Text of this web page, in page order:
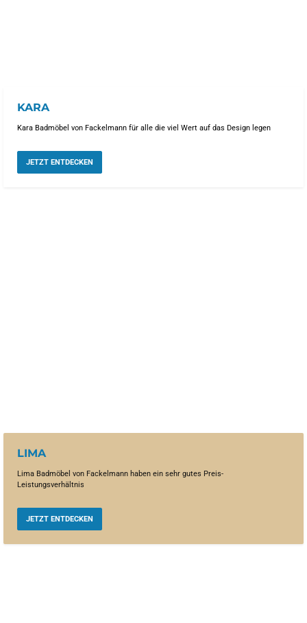
KARA
Kara Badmöbel von Fackelmann für alle die viel Wert auf das Design legen
JETZT ENTDECKEN
LIMA
Lima Badmöbel von Fackelmann haben ein sehr gutes Preis-
Leistungsverhältnis
JETZT ENTDECKEN